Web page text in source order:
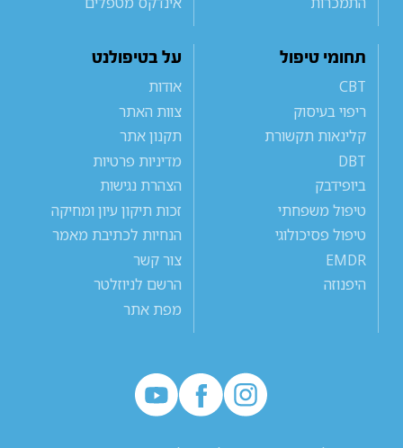
תחומי טיפול
CBT
ריפוי בעיסוק
קלינאות תקשורת
DBT
ביופידבק
טיפול משפחתי
טיפול פסיכולוגי
EMDR
היפנוזה
על בטיפולנט
אודות
צוות האתר
תקנון אתר
מדיניות פרטיות
הצהרת נגישות
זכות תיקון עיון ומחיקה
הנחיות לכתיבת מאמר
צור קשר
הרשם לניוזלטר
מפת אתר